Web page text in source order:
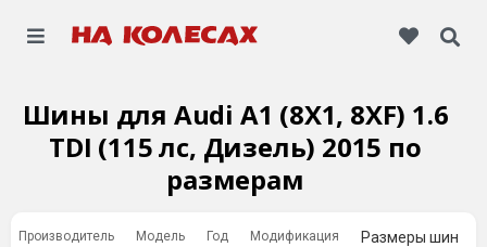
Шины для Audi A1 (8X1, 8XF) 1.6
TDI (115 лс, Дизель) 2015 по
размерам
Производитель Модель Год Модификация Размеры шин